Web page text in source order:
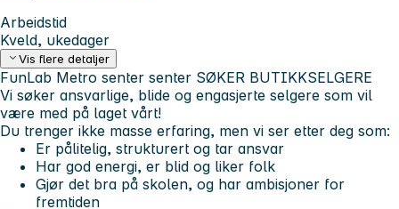
Arbeidstid
Kveld, ukedager
Vis flere detaljer
FunLab Metro senter senter SØKER BUTIKKSELGERE
Vi søker ansvarlige, blide og engasjerte selgere som vil
være med på laget vårt!
Du trenger ikke masse erfaring, men vi ser etter deg som:
Er pålitelig, strukturert og tar ansvar
Har god energi, er blid og liker folk
Gjør det bra på skolen, og har ambisjoner for
fremtiden